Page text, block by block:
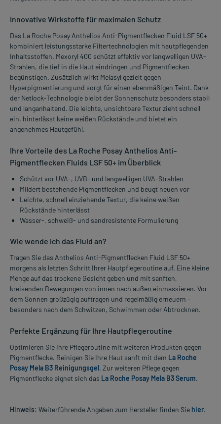
Innovative Wirkstoffe für maximalen Schutz
Das La Roche Posay Anthelios Anti-Pigmentflecken Fluid LSF 50+
kombiniert leistungsstarke Filtertechnologien mit hautpflegenden
Inhaltsstoffen. Mexoryl 400 schützt effektiv vor langwelligen UVA-
Strahlen, die tief in die Haut eindringen und Pigmentflecken
begünstigen. Zusätzlich wirkt Melasyl gezielt gegen
Hyperpigmentierung und sorgt für einen ebenmäßigen Teint. Dank
der Netlock-Technologie bleibt der Sonnenschutz besonders stabil
und langanhaltend. Die leichte, unsichtbare Textur zieht schnell
ein, hinterlässt keine weißen Rückstände und bietet ein
angenehmes Hautgefühl.
Ihre Vorteile des La Roche Posay Anthelios Anti-
Pigmentflecken Fluids LSF 50+ im Überblick
Schützt vor UVA-, UVB- und langwelligen UVA-Strahlen
Mildert bestehende Pigmentflecken und beugt neuen vor
Leichte, schnell einziehende Textur, die keine weißen
Rückstände hinterlässt
Wasser-, schweiß- und sandresistente Formulierung
Wie wende ich das Fluid an?
Tragen Sie das Anthelios Anti-Pigmentflecken Fluid LSF 50+
morgens als letzten Schritt Ihrer Hautpflegeroutine auf. Eine kleine
Menge auf das trockene Gesicht geben und mit sanften,
kreisenden Bewegungen von innen nach außen einmassieren. Vor
dem Sonnen großzügig auftragen und regelmäßig erneuern –
besonders nach dem Schwitzen, Schwimmen oder Abtrocknen.
Perfekte Ergänzung für Ihre Hautpflegeroutine
Optimieren Sie Ihre Pflegeroutine mit weiteren Produkten gegen
Pigmentflecke. Reinigen Sie Ihre Haut sanft mit dem La Roche
Posay Mela B3 Reinigungsgel. Zur weiteren Pflege gegen
Pigmentflecke eignet sich das La Roche Posay Mela B3 Serum.
Hinweis: Weiterführende Angaben zum Hersteller finden Sie hier.